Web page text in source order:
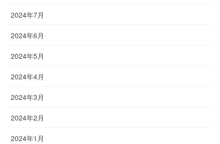
2024年7月
2024年6月
2024年5月
2024年4月
2024年3月
2024年2月
2024年1月